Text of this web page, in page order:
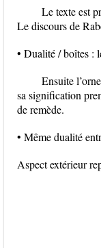
Le texte est
Le discours de
• Dualité / boîtes :
Ensuite
sa signification
de remède.
• Même dualité
Aspect extérieur